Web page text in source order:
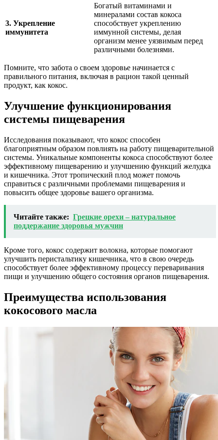
3. Укрепление
иммунитета
Богатый витаминами и
минералами состав кокоса
способствует укреплению
иммунной системы, делая
организм менее уязвимым перед
различными болезнями.
Помните, что забота о своем здоровье начинается с
правильного питания, включая в рацион такой ценный
продукт, как кокос.
Улучшение функционирования
системы пищеварения
Исследования показывают, что кокос способен
благоприятным образом повлиять на работу пищеварительной
системы. Уникальные компоненты кокоса способствуют более
эффективному пищеварению и улучшению функций желудка
и кишечника. Этот тропический плод может помочь
справиться с различными проблемами пищеварения и
повысить общее здоровье вашего организма.
Читайте также: Грецкие орехи – натуральное
поддержание здоровья мужчин
Кроме того, кокос содержит волокна, которые помогают
улучшить перистальтику кишечника, что в свою очередь
способствует более эффективному процессу переваривания
пищи и улучшению общего состояния органов пищеварения.
Преимущества использования
кокосового масла